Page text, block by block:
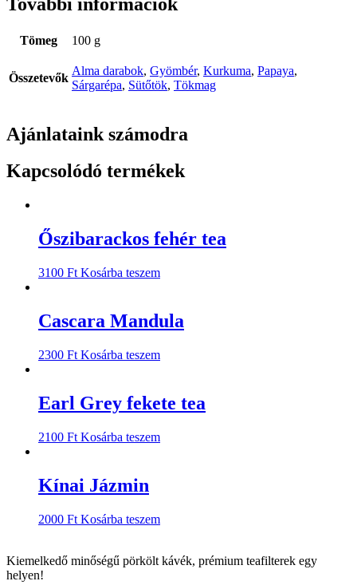
Tömeg 100 g
Összetevők
Alma darabok, Gyömbér, Kurkuma, Papaya,
Sárgarépa, Sütőtök, Tökmag
Ajánlataink számodra
Kapcsolódó termékek
Őszibarackos fehér tea
3100 Ft Kosárba teszem
Cascara Mandula
2300 Ft Kosárba teszem
Earl Grey fekete tea
2100 Ft Kosárba teszem
Kínai Jázmin
2000 Ft Kosárba teszem
Kiemelkedő minőségű pörkölt kávék, prémium teafilterek egy
helyen!